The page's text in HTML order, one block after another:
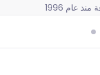
عام 1996